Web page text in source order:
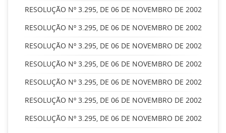
RESOLUÇÃO Nº 3.295, DE 06 DE NOVEMBRO DE 2002
RESOLUÇÃO Nº 3.295, DE 06 DE NOVEMBRO DE 2002
RESOLUÇÃO Nº 3.295, DE 06 DE NOVEMBRO DE 2002
RESOLUÇÃO Nº 3.295, DE 06 DE NOVEMBRO DE 2002
RESOLUÇÃO Nº 3.295, DE 06 DE NOVEMBRO DE 2002
RESOLUÇÃO Nº 3.295, DE 06 DE NOVEMBRO DE 2002
RESOLUÇÃO Nº 3.295, DE 06 DE NOVEMBRO DE 2002